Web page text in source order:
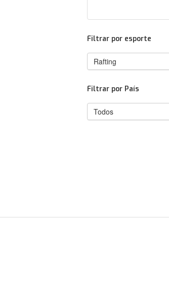
Filtrar por esporte
Rafting
Filtrar por País
Todos